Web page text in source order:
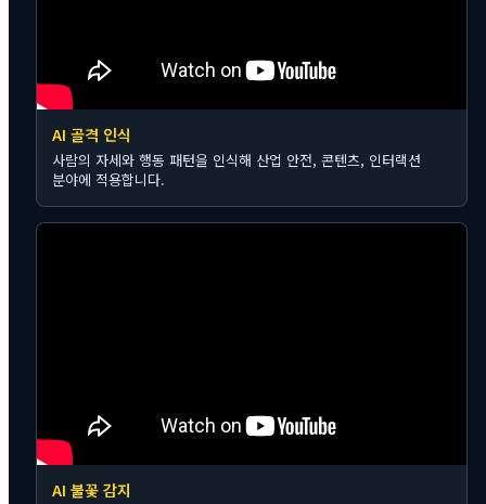
AI 골격 인식
사람의 자세와 행동 패턴을 인식해 산업 안전, 콘텐츠, 인터랙션
분야에 적용합니다.
AI 불꽃 감지